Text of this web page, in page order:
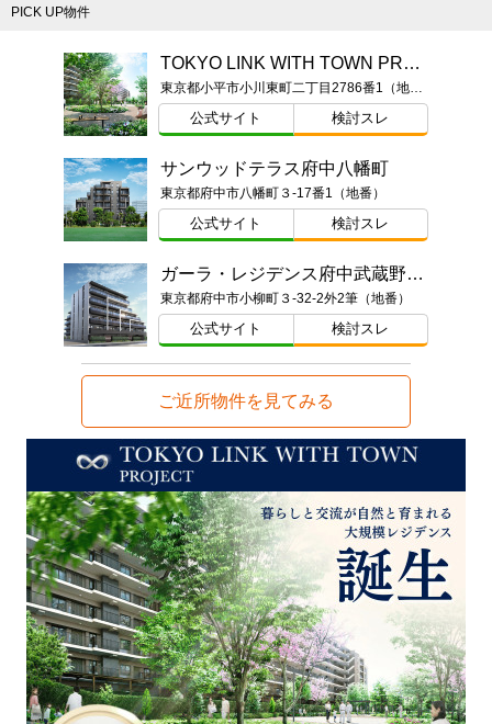
PICK UP物件
TOKYO LINK WITH TOWN PROJECT（東京リンクウィズタウンプロジェクト）
東京都小平市小川東町二丁目2786番1（地番）
公式サイト 検討スレ
サンウッドテラス府中八幡町
東京都府中市八幡町３-17番1（地番）
公式サイト 検討スレ
ガーラ・レジデンス府中武蔵野台デュアル
東京都府中市小柳町３-32-2外2筆（地番）
公式サイト 検討スレ
ご近所物件を見てみる